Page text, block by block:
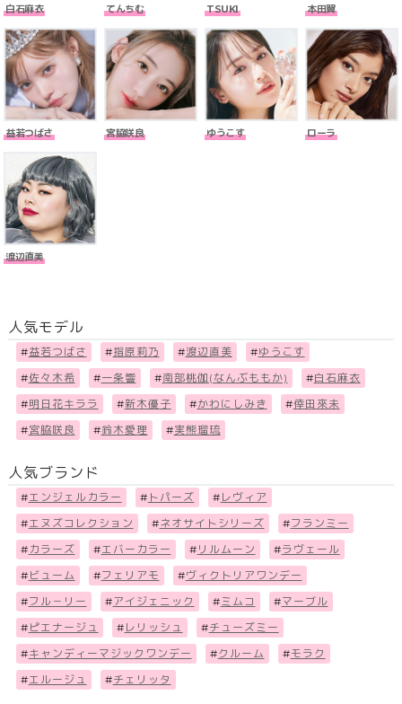
白石麻衣 てんちむ TSUKI 本田翼
益若つばさ 宮脇咲良 ゆうこす ローラ
渡辺直美
人気モデル
#益若つばさ #指原莉乃 #渡辺直美 #ゆうこす
#佐々木希 #一条響 #南部桃伽(なんぶももか) #白石麻衣
#明日花キララ #新木優子 #かわにしみき #倖田來未
#宮脇咲良 #鈴木愛理 #実熊瑠琉
人気ブランド
#エンジェルカラー # トパーズ # レヴィア
#エヌズコレクション #ネオサイトシリーズ #フランミー
# カラーズ #エバーカラー # リルムーン #ラヴェール
# ビューム #フェリアモ #ヴィクトリアワンデー
#フル－リー #アイジェニック #ミムコ #マーブル
# ピエナージュ # レリッシュ #チューズミー
#キャンディーマジックワンデー #クルーム #モラク
#エルージュ #チェリッタ